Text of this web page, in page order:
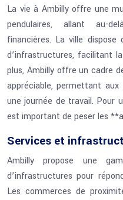
La vie à Ambilly offre une
pendulaires, allant au-
financières. La ville
d’infrastructures, facilitant
plus, Ambilly offre un cadre
appréciable, permettant
une journée de travail. Pour
est important de peser les
Services et
Ambilly propose une
d’infrastructures pour
Les commerces de